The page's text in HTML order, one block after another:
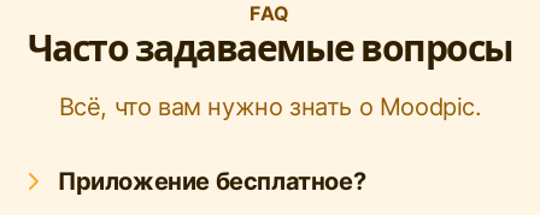
FAQ
Часто задаваемые вопросы
Всё, что вам нужно знать о Moodpic.
Приложение бесплатное?